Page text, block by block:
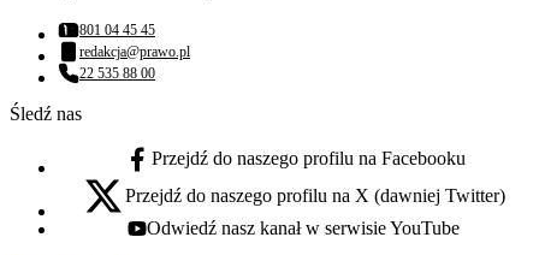
Numer telefonu:
801 04 45 45
Adres email:
redakcja@prawo.pl
Numer telefonu:
22 535 88 00
Śledź nas
facebook - otwiera się w nowej karcie
Przejdź do naszego profilu na Facebooku
x - otwiera się w nowej karcie
Przejdź do naszego profilu na X (dawniej Twitter)
youtube - otwiera się w nowej karcie
Odwiedź nasz kanał w serwisie YouTube